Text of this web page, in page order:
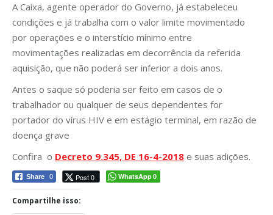
A Caixa, agente operador do Governo, já estabeleceu
condições e já trabalha com o valor limite movimentado
por operações e o interstício mínimo entre
movimentações realizadas em decorrência da referida
aquisição, que não poderá ser inferior a dois anos.
Antes o saque só poderia ser feito em casos de o
trabalhador ou qualquer de seus dependentes for
portador do vírus HIV e em estágio terminal, em razão de
doença grave
Confira o Decreto 9.345, DE 16-4-2018 e suas adições.
Share 0 Post 0 WhatsApp0
Compartilhe isso: